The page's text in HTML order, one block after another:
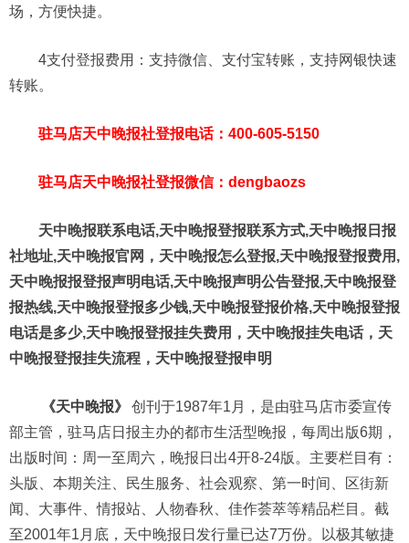
场，方便快捷。
4支付登报费用：支持微信、支付宝转账，支持网银快速
转账。
驻马店天中晚报社登报电话：400-605-5150
驻马店天中晚报社登报微信：dengbaozs
天中晚报联系电话,天中晚报登报联系方式,天中晚报日报
社地址,天中晚报官网，天中晚报怎么登报,天中晚报登报费用,
天中晚报报登报声明电话,天中晚报声明公告登报,天中晚报登
报热线,天中晚报登报多少钱,天中晚报登报价格,天中晚报登报
电话是多少,天中晚报登报挂失费用，天中晚报挂失电话，天
中晚报登报挂失流程，天中晚报登报申明
《天中晚报》
创刊于1987年1月，是由驻马店市委宣传
部主管，驻马店日报主办的都市生活型晚报，每周出版6期，
出版时间：周一至周六，晚报日出4开8-24版。主要栏目有：
头版、本期关注、民生服务、社会观察、第一时间、区街新
闻、大事件、情报站、人物春秋、佳作荟萃等精品栏目。截
至2001年1月底，天中晚报日发行量已达7万份。以极其敏捷